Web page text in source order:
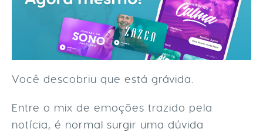
Você descobriu que está grávida.
Entre o mix de emoções trazido pela
notícia, é normal surgir uma dúvida